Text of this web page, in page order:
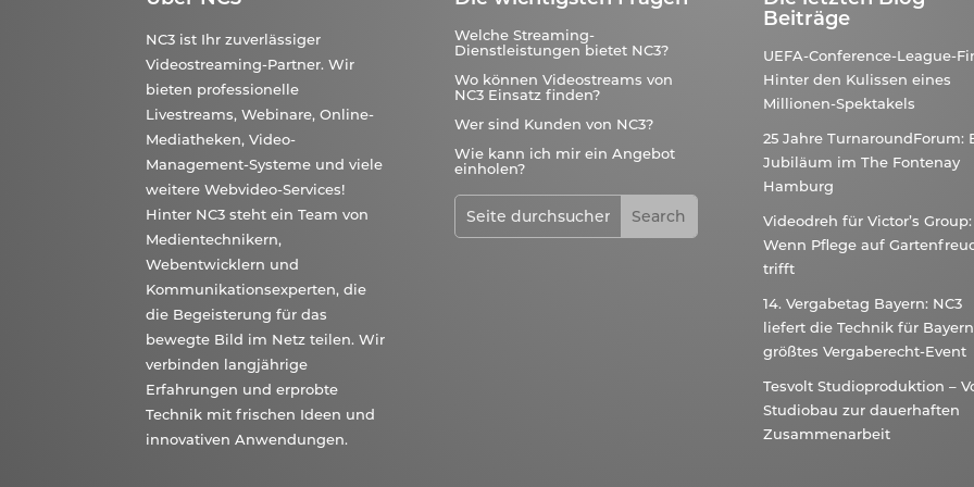
NC3 ist Ihr zuverlässiger
Videostreaming-Partner. Wir
bieten professionelle
Livestreams, Webinare, Online-
Mediatheken, Video-
Management-Systeme und viele
weitere Webvideo-Services!
Hinter NC3 steht ein Team von
Medientechnikern,
Webentwicklern und
Kommunikationsexperten, die
die Begeisterung für das
bewegte Bild im Netz teilen. Wir
verbinden langjährige
Erfahrungen und erprobte
Technik mit frischen Ideen und
innovativen Anwendungen.
Welche Streaming-
Dienstleistungen bietet NC3?
Wo können Videostreams von
NC3 Einsatz finden?
Wer sind Kunden von NC3?
Wie kann ich mir ein Angebot
einholen?
Beiträge
UEFA-Conference-League-
Hinter den Kulissen eines
Millionen-Spektakels
25 Jahre TurnaroundForum:
Jubiläum im The Fontenay
Hamburg
Videodreh für Victor’s Group:
Wenn Pflege auf
trifft
14. Vergabetag Bayern: NC3
liefert die Technik für
größtes Vergaberecht-Event
Tesvolt Studioproduktion –
Studiobau zur dauerhaften
Zusammenarbeit